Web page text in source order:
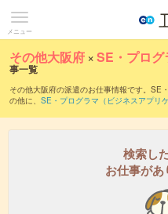
メニュー
その他大阪府 ×SE・プログ
事一覧
その他大阪府の派遣のお仕事情報です。SE
の他に、 SE・プログラマ（ビジネスアプリ
す。職種辞典：SE・プログラマ（Web・ス
検索し
お仕事が